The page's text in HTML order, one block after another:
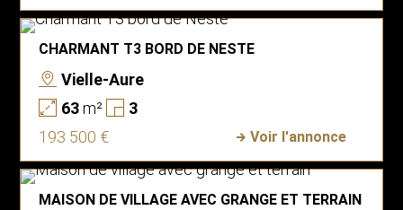
CHARMANT T3 BORD DE NESTE
Vielle-Aure
63m²
3
193 500 €
Voir l'annonce
MAISON DE VILLAGE AVEC GRANGE ET TERRAIN